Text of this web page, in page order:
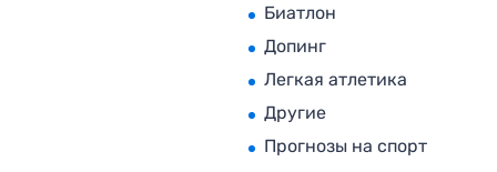
Биатлон
Допинг
Легкая атлетика
Другие
Прогнозы на спорт